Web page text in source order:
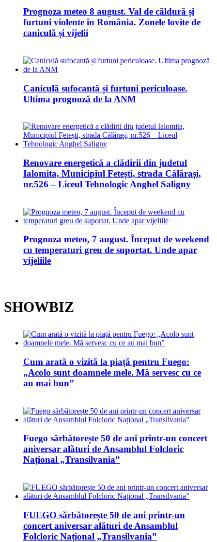
Prognoza meteo 8 august. Val de căldură și
furtuni violente în România. Zonele lovite de
caniculă și vijelii
Caniculă sufocantă și furtuni periculoase.
Ultima prognoză de la ANM
Renovare energetică a clădirii din judetul
Ialomita, Municipiul Fetești, strada Călărași,
nr.526 – Liceul Tehnologic Anghel Saligny
Prognoza meteo, 7 august. Început de weekend
cu temperaturi greu de suportat. Unde apar
vijeliile
SHOWBIZ
Cum arată o vizită la piață pentru Fuego:
„Acolo sunt doamnele mele. Mă servesc cu ce
au mai bun”
Fuego sărbătorește 50 de ani printr-un concert
aniversar alături de Ansamblul Folcloric
Național „Transilvania”
FUEGO sărbătorește 50 de ani printr-un
concert aniversar alături de Ansamblul
Folcloric Național „Transilvania”